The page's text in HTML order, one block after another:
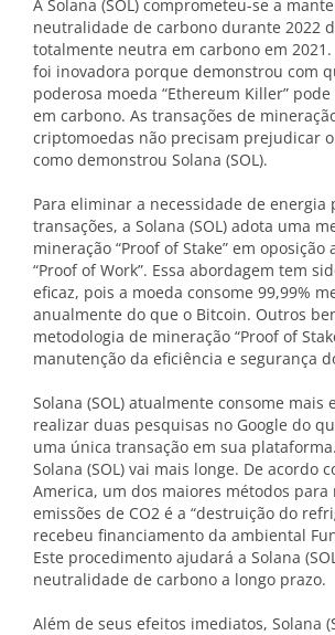
A Solana (SOL) comprometeu-se a
neutralidade de carbono durante 2022
totalmente neutra em carbono em 2021.
foi inovadora porque demonstrou com
poderosa moeda “Ethereum Killer”
em carbono. As transações de
criptomoedas não precisam prejudicar
como demonstrou Solana (SOL).
Para eliminar a necessidade de energia
transações, a Solana (SOL) adota uma
mineração “Proof of Stake” em oposição
“Proof of Work”. Essa abordagem tem
eficaz, pois a moeda consome 99,99%
anualmente do que o Bitcoin. Outros
metodologia de mineração “Proof of
manutenção da eficiência e segurança
Solana (SOL) atualmente consome mais
realizar duas pesquisas no Google do
uma única transação em sua
Solana (SOL) vai mais longe. De acordo
America, um dos maiores métodos para
emissões de CO2 é a “destruição do
recebeu financiamento da ambiental
Este procedimento ajudará a Solana
neutralidade de carbono a longo prazo.
Além de seus efeitos imediatos, Solana